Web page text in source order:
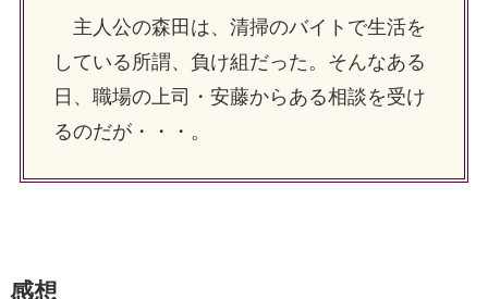
主人公の森田は、清掃のバイトで生活を
している所謂、負け組だった。そんなある
日、職場の上司・安藤からある相談を受け
るのだが・・・。
感想